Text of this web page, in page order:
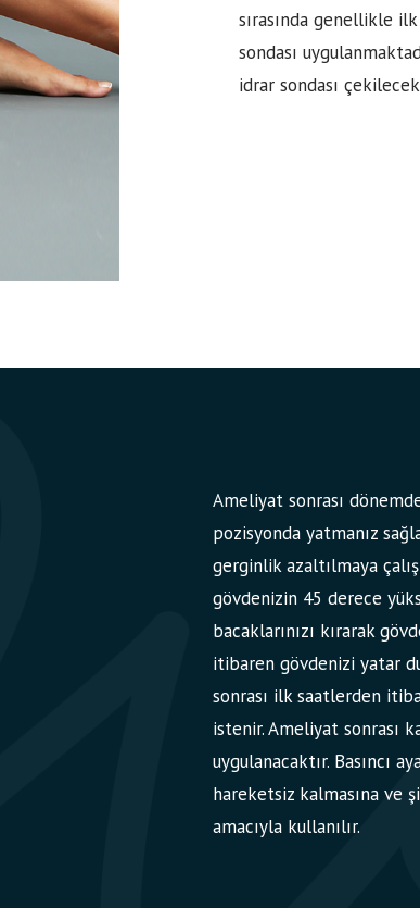
sırasında genellikle
sondası
idrar sondası
Ameliyat sonrası
pozisyonda yatmanız
gerginlik azaltılmaya
gövdenizin 45 derece
bacaklarınızı kırarak
itibaren gövdenizi yatar
sonrası ilk saatlerden
istenir. Ameliyat sonrası
uygulanacaktır. Basıncı
hareketsiz kalmasına ve
amacıyla kullanılır.